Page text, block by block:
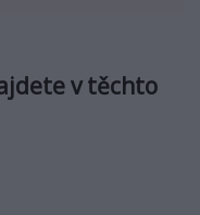
v těchto